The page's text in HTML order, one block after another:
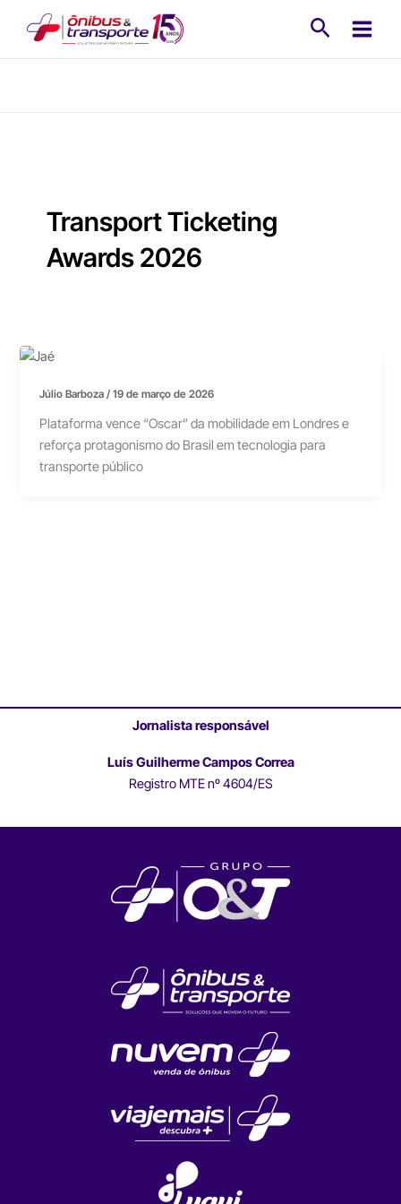
Transport Ticketing
Awards 2026
Júlio Barboza/19 de março de 2026
Plataforma vence “Oscar” da mobilidade em Londres e
reforça protagonismo do Brasil em tecnologia para
transporte público
Jornalista responsável
Luís Guilherme Campos Correa
Registro MTE nº 4604/ES